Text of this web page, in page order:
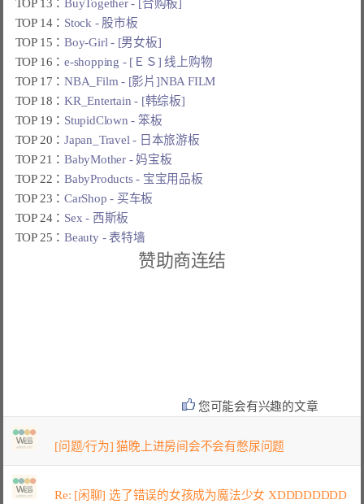
TOP 13：BuyTogether - [合购板]
TOP 14： Stock - 股市板
TOP 15：Boy-Girl - [男女板]
TOP 16：e-shopping - [ＥＳ] 线上购物
TOP 17：NBA_Film - [影片]NBA FILM
TOP 18：KR_Entertain - [韩综板]
TOP 19： StupidClown - 笨板
TOP 20：Japan_Travel - 日本旅游板
TOP 21：BabyMother - 妈宝板
TOP 22：BabyProducts - 宝宝用品板
TOP 23：CarShop - 买车板
TOP 24： Sex - 西斯板
TOP 25：Beauty - 表特墙
赞助商连结
您可能会有兴趣的文章
[问题/行为] 猫晚上进房间会不会有憋尿问题
Re: [闲聊] 选了错误的女孩成为魔法少女 XDDDDDDDD